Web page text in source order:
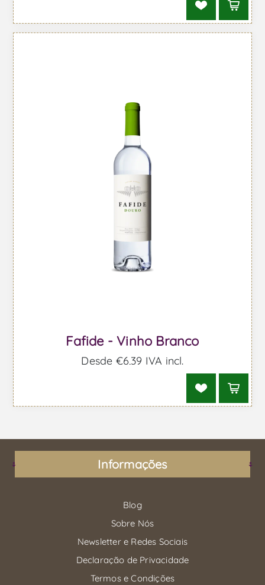
Fafide - Vinho Branco
Desde €6,39 IVA incl.
Informações
Blog
Sobre Nós
Newsletter e Redes Sociais
Declaração de Privacidade
Termos e Condições